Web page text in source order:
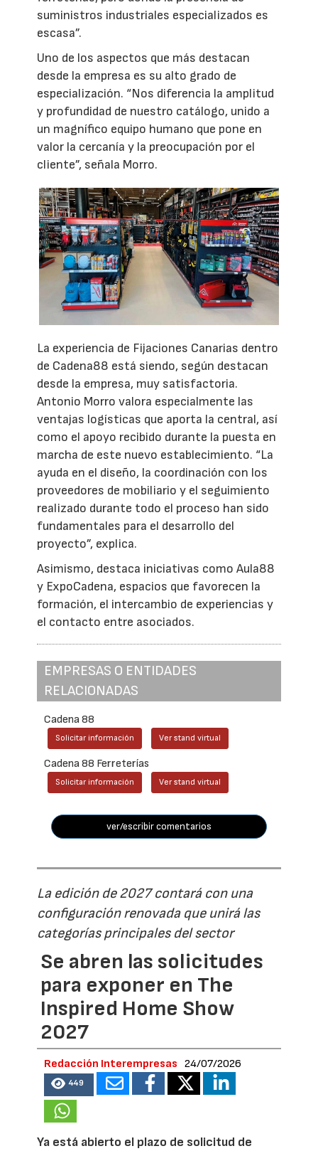
suministros industriales especializados es
escasa”.
Uno de los aspectos que más destacan
desde la empresa es su alto grado de
especialización. “Nos diferencia la amplitud
y profundidad de nuestro catálogo, unido a
un magnífico equipo humano que pone en
valor la cercanía y la preocupación por el
cliente”, señala Morro.
La experiencia de Fijaciones Canarias dentro
de Cadena88 está siendo, según destacan
desde la empresa, muy satisfactoria.
Antonio Morro valora especialmente las
ventajas logísticas que aporta la central, así
como el apoyo recibido durante la puesta en
marcha de este nuevo establecimiento. “La
ayuda en el diseño, la coordinación con los
proveedores de mobiliario y el seguimiento
realizado durante todo el proceso han sido
fundamentales para el desarrollo del
proyecto”, explica.
Asimismo, destaca iniciativas como Aula88
y ExpoCadena, espacios que favorecen la
formación, el intercambio de experiencias y
el contacto entre asociados.
EMPRESAS O ENTIDADES
RELACIONADAS
Cadena 88
Solicitar información Ver stand virtual
Cadena 88 Ferreterías
Solicitar información Ver stand virtual
ver/escribir comentarios
La edición de 2027 contará con una
configuración renovada que unirá las
categorías principales del sector
Se abren las solicitudes
para exponer en The
Inspired Home Show
2027
Redacción Interempresas 24/07/2026
449
Ya está abierto el plazo de solicitud de